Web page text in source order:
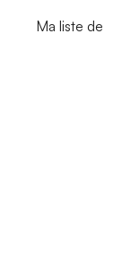
Ma liste de